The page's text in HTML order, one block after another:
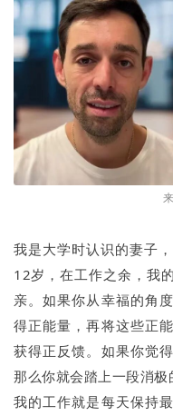
我是大学时认识的妻子
12岁，在工作之余，我
亲。如果你从幸福的角
得正能量，再将这些正
获得正反馈。如果你觉
那么你就会踏上一段消极
我的工作就是每天保持